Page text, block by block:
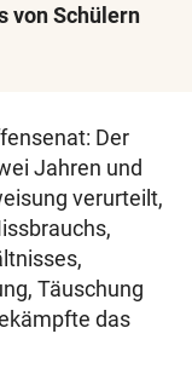
von Schülern
Der
Jahren und
verurteilt,
Täuschung
das